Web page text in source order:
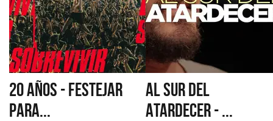
20 AÑOS - FESTEJAR
PARA...
AL SUR DEL
ATARDECER - ...